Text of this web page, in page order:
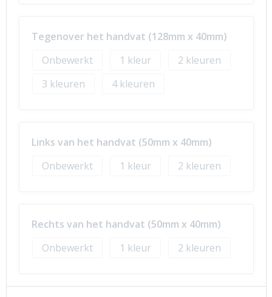
Tegenover het handvat (128mm x 40mm)
Onbewerkt
1
2
3
4
Links van het handvat (50mm x 40mm)
Onbewerkt
1 2
Rechts van het handvat (50mm x 40mm)
Onbewerkt
1 2